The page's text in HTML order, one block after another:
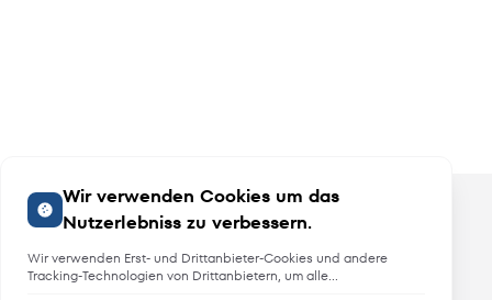
Wir verwenden Cookies um das
Nutzerlebniss zu verbessern.
Wir verwenden Erst- und Drittanbieter-Cookies und andere
Tracking-Technologien von Drittanbietern, um alle